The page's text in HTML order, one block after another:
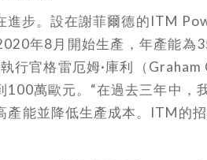
進步。設在謝菲爾德的ITM
年8月開始生產，年產能為
行官格雷厄姆·庫利（
100萬歐元。“在過去三年中，
產能並降低生產成本。ITM的